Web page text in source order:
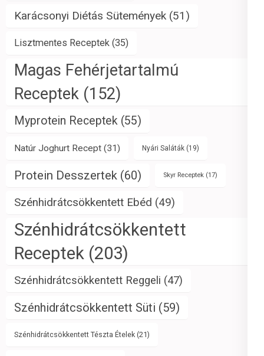
Karácsonyi Diétás Sütemények (51)
Lisztmentes Receptek (35)
Magas Fehérjetartalmú
Receptek (152)
Myprotein Receptek (55)
Natúr Joghurt Recept (31) Nyári Saláták (19)
Protein Desszertek (60) Skyr Receptek (17)
Szénhidrátcsökkentett Ebéd (49)
Szénhidrátcsökkentett
Receptek (203)
Szénhidrátcsökkentett Reggeli (47)
Szénhidrátcsökkentett Süti (59)
Szénhidrátcsökkentett Tészta Ételek (21)